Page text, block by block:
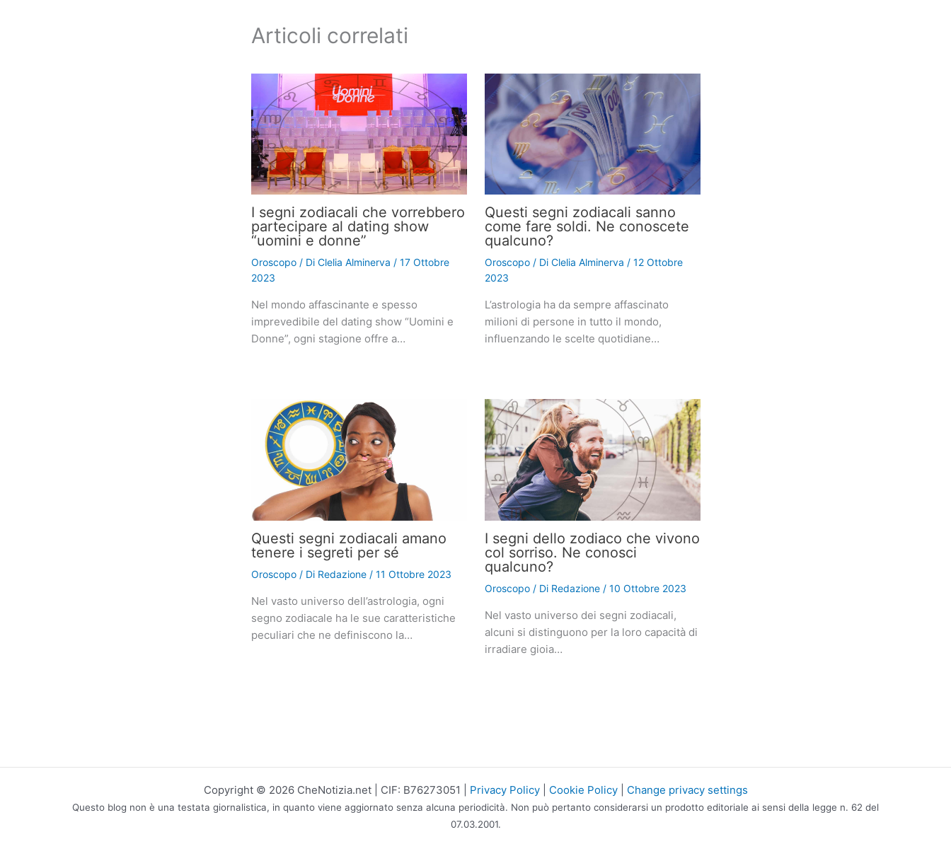
Articoli correlati
I segni zodiacali che vorrebbero
partecipare al dating show
“uomini e donne”
Oroscopo/ Di Clelia Alminerva / 17 Ottobre
2023
Nel mondo affascinante e spesso
imprevedibile del dating show “Uomini e
Donne”, ogni stagione offre a…
Questi segni zodiacali sanno
come fare soldi. Ne conoscete
qualcuno?
Oroscopo/ Di Clelia Alminerva / 12 Ottobre
2023
L’astrologia ha da sempre affascinato
milioni di persone in tutto il mondo,
influenzando le scelte quotidiane…
Questi segni zodiacali amano
tenere i segreti per sé
Oroscopo/ Di Redazione / 11 Ottobre 2023
Nel vasto universo dell’astrologia, ogni
segno zodiacale ha le sue caratteristiche
peculiari che ne definiscono la…
I segni dello zodiaco che vivono
col sorriso. Ne conosci
qualcuno?
Oroscopo/ Di Redazione / 10 Ottobre 2023
Nel vasto universo dei segni zodiacali,
alcuni si distinguono per la loro capacità di
irradiare gioia…
Copyright © 2026 CheNotizia.net | CIF: B76273051 | Privacy Policy| Cookie Policy| Change privacy settings
Questo blog non è una testata giornalistica, in quanto viene aggiornato senza alcuna periodicità. Non può pertanto considerarsi un prodotto editoriale ai sensi della legge n. 62 del
07.03.2001.